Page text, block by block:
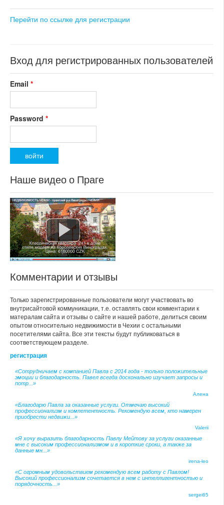
раздел: объекты для
коммерческого использования
Перейти по ссылке для регистрации
Вход для регистрированных пользователей
Email *
Password *
Наше видео о Праге
Комментарии и отзывы
Только зарегистрированные пользователи могут участвовать во
внутрисайтовой коммуникации, т.е. оставлять свои комментарии к
матералам сайта и отзывы о сайте и нашей работе, делиться своим
опытом относительно недвижимости в Чехии с остальными
посетителями сайта. Все эти тексты будут публиковаться в
соответствующем разделе.
регистрация
«Сотрудничаем с компанией Павла с 2014 года - только положительные
эмоции и благодарность. Павел всегда досконально изучает запросы и
потр...»
Алена
«Благодарю Павла за оказанные услуги. Отмечаю высокий
профессионализм и компетентность. Рекомендую всем, кто намерен
приобрести недвижи...»
Valerii
«Я хочу выразить благодарность Павлу Мейтову за услуги оказанные
мне с высоким профессионализмом и в короткие сроки, а также за
данные мн...»
irena-leo
«С огромным удовольствием рекомендую всем работу с Павлом!
Высокий профессионализм сочетается в нем с интеллигентностью и
порядочность...»
sergei65